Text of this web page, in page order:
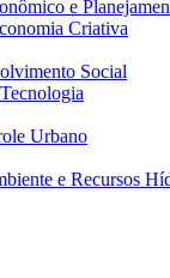
e
Criativa
Social
Urbano
e Recursos